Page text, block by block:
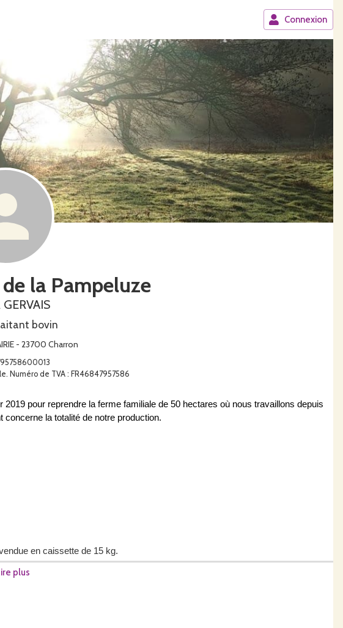
Connexion
la Pampeluze
bovin
- 23700 Charron
Numéro de TVA : FR46847957586
pour reprendre la ferme familiale de 50 hectares où nous travaillons depuis
concerne la totalité de notre production.
en caissette de 15 kg.
plus